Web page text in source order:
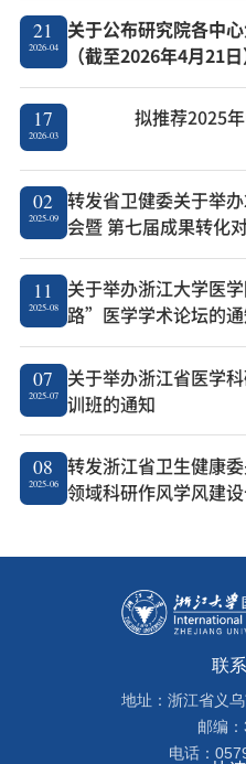
21
2026-04
关于公布研究院各中
（截至2026年4月21日
17
2026-03
拟推荐2025
02
2025-09
转发省卫健委关于举
会暨 第七届成果转化
11
2025-08
关于举办浙江大学医
路”医学学术论坛的
07
2025-07
关于举办浙江省医学
训班的通知
08
2025-06
转发浙江省卫生健康
领域科研作风学风建
联
地址：浙江省义
邮编
电话：